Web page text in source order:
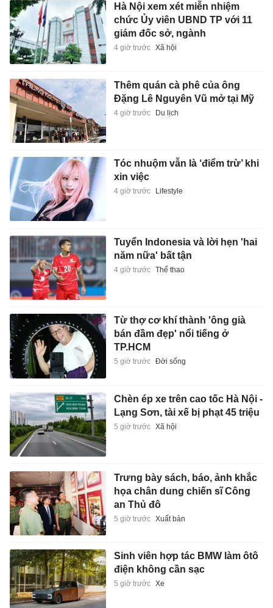
Hà Nội xem xét miễn nhiệm
chức Ủy viên UBND TP với 11
giám đốc sở, ngành
4 giờ trước Xã hội
Thêm quán cà phê của ông
Đặng Lê Nguyên Vũ mở tại Mỹ
4 giờ trước Du lịch
Tóc nhuộm vẫn là ‘điểm trừ’ khi
xin việc
4 giờ trước Lifestyle
Tuyển Indonesia và lời hẹn 'hai
năm nữa' bất tận
4 giờ trước Thể thao
Từ thợ cơ khí thành 'ông già
bán đầm đẹp' nổi tiếng ở
TP.HCM
5 giờ trước Đời sống
Chèn ép xe trên cao tốc Hà Nội -
Lạng Sơn, tài xế bị phạt 45 triệu
5 giờ trước Xã hội
Trưng bày sách, báo, ảnh khắc
họa chân dung chiến sĩ Công
an Thủ đô
5 giờ trước Xuất bản
Sinh viên hợp tác BMW làm ôtô
điện không cần sạc
5 giờ trước Xe